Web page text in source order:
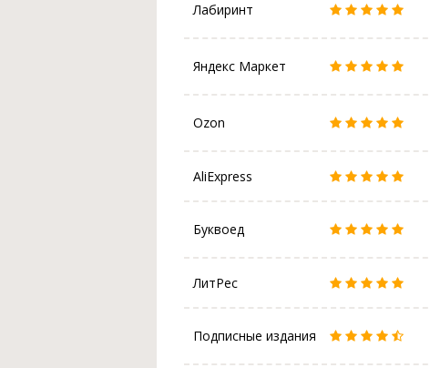
Лабиринт
Яндекс Маркет
Ozon
AliExpress
Буквоед
ЛитРес
Подписные издания